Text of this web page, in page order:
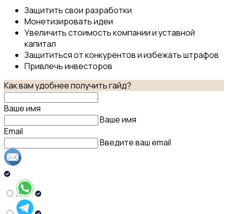
Защитить свои разработки
Монетизировать идеи
Увеличить стоимость компании и уставной
капитал
Защититься от конкурентов и избежать штрафов
Привлечь инвесторов
Как вам удобнее получить гайд?
Ваше имя
Ваше имя
Email
Введите ваш email